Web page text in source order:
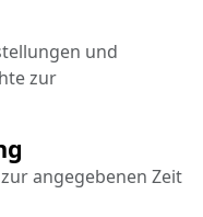
angegebenen Zeit
und
zur